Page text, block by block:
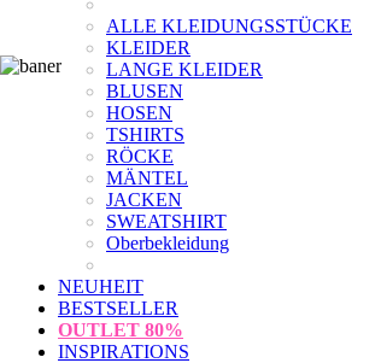
ALLE KLEIDUNGSSTÜCKE
KLEIDER
LANGE KLEIDER
BLUSEN
HOSEN
TSHIRTS
RÖCKE
MÄNTEL
JACKEN
SWEATSHIRT
Oberbekleidung
NEUHEIT
BESTSELLER
OUTLET 80%
INSPIRATIONS